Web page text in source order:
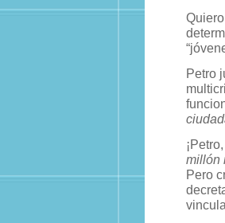
Petro
millón
Pero